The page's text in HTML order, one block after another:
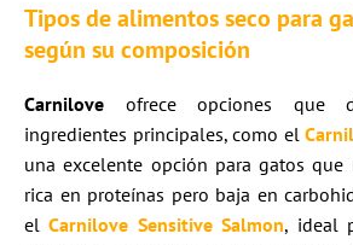
Tipos de alimentos seco para
según su composición
Carnilove ofrece opciones que
ingredientes principales, como el
una excelente opción para gatos que
rica en proteínas pero baja en
elCarnilove Sensitive Salmon, ideal